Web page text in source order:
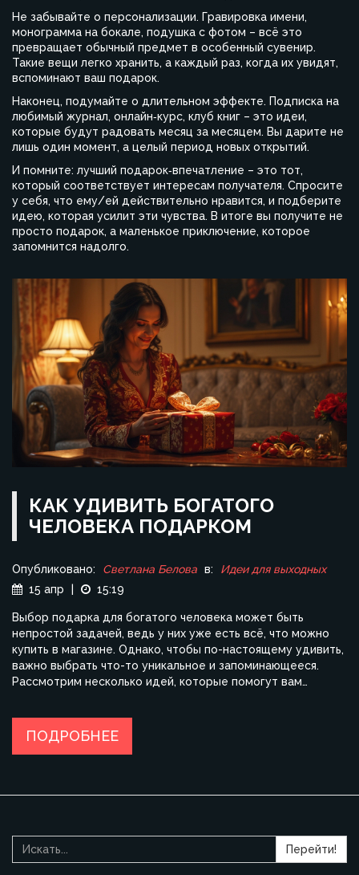
Не забывайте о персонализации. Гравировка имени,
монограмма на бокале, подушка с фотом – всё это
превращает обычный предмет в особенный сувенир.
Такие вещи легко хранить, а каждый раз, когда их увидят,
вспоминают ваш подарок.
Наконец, подумайте о длительном эффекте. Подписка на
любимый журнал, онлайн‑курс, клуб книг – это идеи,
которые будут радовать месяц за месяцем. Вы дарите не
лишь один момент, а целый период новых открытий.
И помните: лучший подарок‑впечатление – это тот,
который соответствует интересам получателя. Спросите
у себя, что ему/ей действительно нравится, и подберите
идею, которая усилит эти чувства. В итоге вы получите не
просто подарок, а маленькое приключение, которое
запомнится надолго.
КАК УДИВИТЬ БОГАТОГО
ЧЕЛОВЕКА ПОДАРКОМ
Опубликовано: Светлана Белова в:
Идеи для выходных
15 апр
15:19
Выбор подарка для богатого человека может быть
непростой задачей, ведь у них уже есть всё, что можно
купить в магазине. Однако, чтобы по-настоящему удивить,
важно выбрать что-то уникальное и запоминающееся.
Рассмотрим несколько идей, которые помогут вам
необычные мастер-классы — только часть из возможных
вариантов. Исследуем, как сделать подарок не только
ПОДРОБНЕЕ
Перейти!